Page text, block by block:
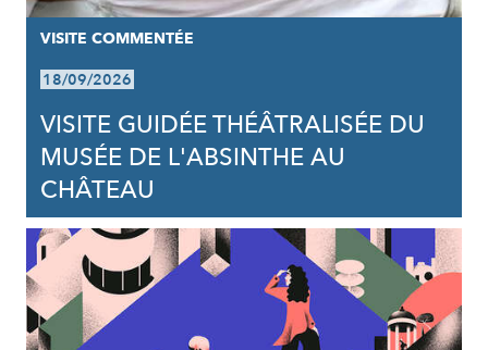
VISITE COMMENTÉE
18/09/2026
VISITE GUIDÉE THÉÂTRALISÉE DU
MUSÉE DE L'ABSINTHE AU
CHÂTEAU